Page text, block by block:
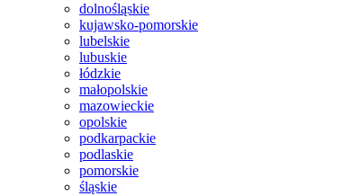
dolnośląskie
kujawsko-pomorskie
lubelskie
lubuskie
łódzkie
małopolskie
mazowieckie
opolskie
podkarpackie
podlaskie
pomorskie
śląskie